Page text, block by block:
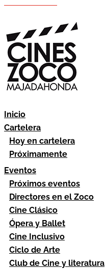
Inicio
Cartelera
Hoy en cartelera
Próximamente
Eventos
Próximos eventos
Directores en el Zoco
Cine Clásico
Ópera y Ballet
Cine Inclusivo
Ciclo de Arte
Club de Cine y literatura